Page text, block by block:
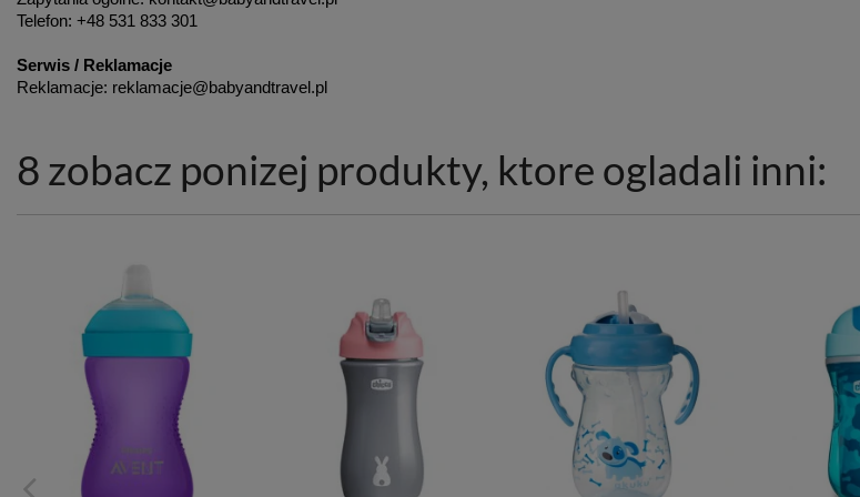
Telefon: +48 531 833 301
Serwis / Reklamacje
Reklamacje: reklamacje@babyandtravel.pl
8 zobacz ponizej produkty, ktore ogladali inni: